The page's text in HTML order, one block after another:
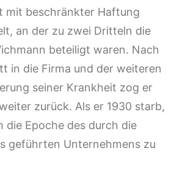
mit beschränkter Haftung
an der zu zwei Dritteln die
beteiligt waren. Nach
in die Firma und der weiteren
seiner Krankheit zog er
zurück. Als er 1930 starb,
die Epoche des durch die
geführten Unternehmens zu